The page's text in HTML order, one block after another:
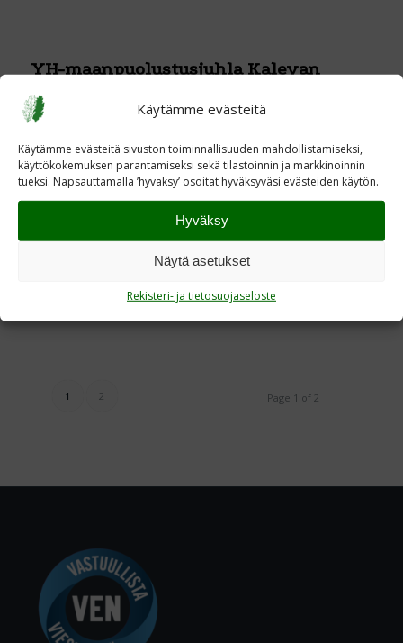
Käytämme evästeitä
Käytämme evästeitä sivuston toiminnallisuuden mahdollistamiseksi,
käyttökokemuksen parantamiseksi sekä tilastoinnin ja markkinoinnin
tueksi. Napsauttamalla ’hyvaksy’ osoitat hyväksyväsi evästeiden käytön.
Hyväksy
Näytä asetukset
Rekisteri- ja tietosuojaseloste
YH-maanpuolustusjuhla Kalevan
lukiossa Tampereella
22.10.2024 Ajankohtaista / byPirkanmaa
Read more
Sotiemme sukupolvien muistokirkko
Kangasalla 19.9.2024
Page 1 of 2
1 2